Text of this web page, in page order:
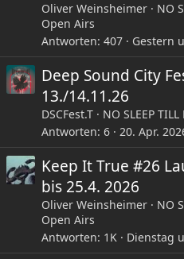
Oliver Weinsheimer
NO
Open Airs
Antworten 407 Gestern
Deep Sound City
13./14.11.26
DSCFest.T
NO SLEEP
Antworten 6 20. Apr.
Keep It True #26
bis 25.4. 2026
Oliver Weinsheimer
NO
Open Airs
Antworten 1K Dienstag